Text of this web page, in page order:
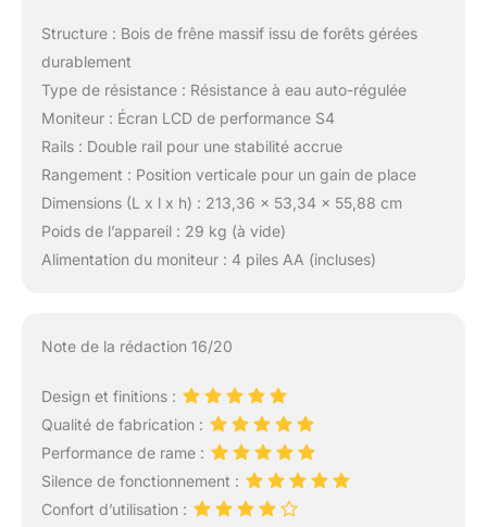
Structure : Bois de frêne massif issu de forêts gérées
durablement
Type de résistance : Résistance à eau auto-régulée
Moniteur : Écran LCD de performance S4
Rails : Double rail pour une stabilité accrue
Rangement : Position verticale pour un gain de place
Dimensions (L x l x h) : 213,36 x 53,34 x 55,88 cm
Poids de l’appareil : 29 kg (à vide)
Alimentation du moniteur : 4 piles AA (incluses)
Note de la rédaction 16/20
Design et finitions :
Qualité de fabrication :
Performance de rame :
Silence de fonctionnement :
Confort d’utilisation :